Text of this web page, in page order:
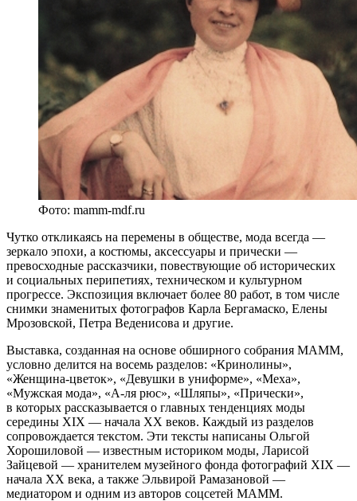
Фото: mamm-mdf.ru
Чутко откликаясь на перемены в обществе, мода всегда —
зеркало эпохи, а костюмы, аксессуары и прически —
превосходные рассказчики, повествующие об исторических
и социальных перипетиях, техническом и культурном
прогрессе. Экспозиция включает более 80 работ, в том числе
снимки знаменитых фотографов Карла Бергамаско, Елены
Мрозовской, Петра Веденисова и другие.
Выставка, созданная на основе обширного собрания МАММ,
условно делится на восемь разделов: «Кринолины»,
«Женщина-цветок», «Девушки в униформе», «Меха»,
«Мужская мода», «А-ля рюс», «Шляпы», «Прически»,
в которых рассказывается о главных тенденциях моды
середины XIX — начала XX веков. Каждый из разделов
сопровождается текстом. Эти тексты написаны Ольгой
Хорошиловой — известным историком моды, Ларисой
Зайцевой — хранителем музейного фонда фотографий XIX —
начала ХХ века, а также Эльвирой Рамазановой —
медиатором и одним из авторов соцсетей МАММ.